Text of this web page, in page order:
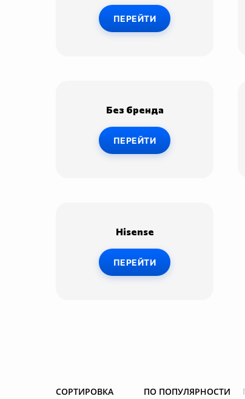
ПЕРЕЙТИ
Без бренда
ПЕРЕЙТИ
Hisense
ПЕРЕЙТИ
СОРТИРОВКА ПО ПОПУЛЯРНОСТИ